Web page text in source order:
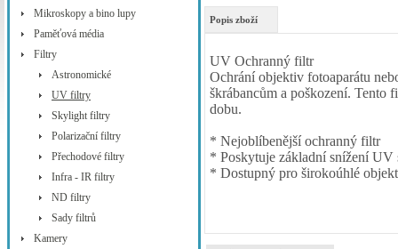
Mikroskopy a bino lupy
Paměťová média
Filtry
Astronomické
UV filtry
Skylight filtry
Polarizační filtry
Přechodové filtry
Infra - IR filtry
ND filtry
Sady filtrů
Kamery
Popis zboží
UV Ochranný filtr
Ochrání objektiv fotoaparátu
škrábancům a poškození. Tento
dobu.
* Nejoblíbenější ochranný filtr
* Poskytuje základní snížení UV
* Dostupný pro širokoúhlé